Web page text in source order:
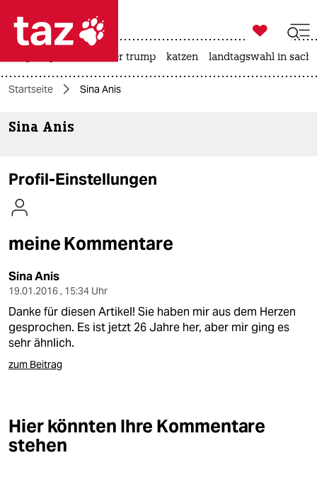
 taz zahl ich
themen
kultur
sport
berlin
nord
verlag

taz zahl ich
usa unter trump katzen landtagswahl in
Startseite Sina Anis
Sina Anis
Profil-Einstellungen
meine Kommentare
Sina Anis
19.01.2016 , 15:34 Uhr
Danke für diesen Artikel! Sie haben mir aus dem Herzen
gesprochen. Es ist jetzt 26 Jahre her, aber mir ging es
sehr ähnlich.
zum Beitrag
Hier könnten Ihre Kommentare
stehen